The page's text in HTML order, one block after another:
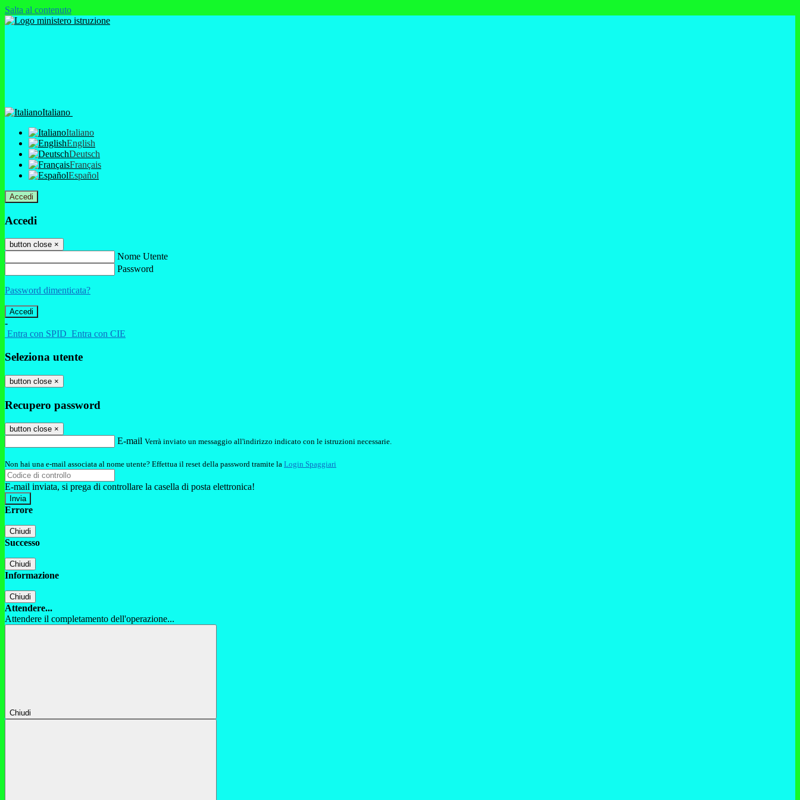
Salta al contenuto
Italiano
Italiano
English
Deutsch
Français
Español
Accedi
Accedi
button close ×
Nome Utente
Password
Password dimenticata?
-
Entra con SPID Entra con CIE
Seleziona utente
button close ×
Recupero password
button close ×
E-mail Verrà inviato un messaggio all'indirizzo indicato con le istruzioni necessarie.
Non hai una e-mail associata al nome utente? Effettua il reset della password tramite la Login Spaggiari
E-mail inviata, si prega di controllare la casella di posta elettronica!
Errore
Chiudi
Successo
Chiudi
Informazione
Chiudi
Attendere...
Attendere il completamento dell'operazione...
Chiudi